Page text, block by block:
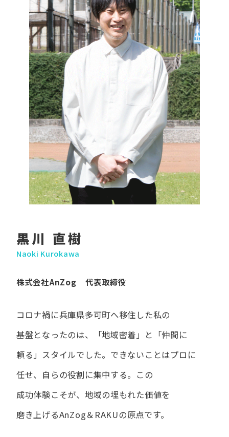
黒川 直樹
Naoki Kurokawa
株式会社AnZog 代表取締役
コロナ禍に​兵庫県多可町へ​移住した​私の​
基盤となったのは、
「地域密着」と​「仲間に​
頼る」スタイルでした。 できない​ことは​プロに​
任せ、​自らの​役割に​集中する。 この​
成功体験こそが、​地域の​埋もれた​価値を​
磨き上げる​AnZog＆RAKUの​原点です。